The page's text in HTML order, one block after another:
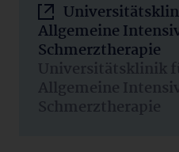
Allgemeine
Schmerztherapie
Universitätsklinik
Allgemeine
Schmerztherapie